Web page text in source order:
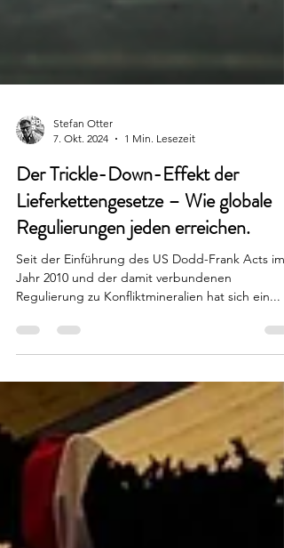
Stefan Otter
7. Okt. 2024
1 Min. Lesezeit
Der Trickle-Down-Effekt der
Lieferkettengesetze – Wie globale
Regulierungen jeden erreichen.
Seit der Einführung des US Dodd-Frank Acts im
Jahr 2010 und der damit verbundenen